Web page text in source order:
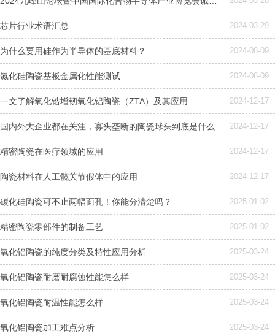
芯片行业术语汇总 2024-03-29
为什么要用硅作为半导体的基底材料？ 2024-08-09
氮化硅陶瓷基板金属化性能测试 2024-08-09
一文了解氧化锆增韧氧化铝陶瓷（ZTA）及其应用 2024-12-17
国内外大企业都在关注，寡头垄断的陶瓷球头到底是什么 2024-12-17
精密陶瓷在医疗领域的应用 2024-12-17
陶瓷材料在人工髋关节假体中的应用 2024-12-17
碳化硅陶瓷可不止两幅面孔！你能分清楚吗？ 2025-01-02
精密陶瓷零部件的制备工艺 2025-01-02
氧化铝陶瓷的纯度分类及特性应用分析 2025-03-24
氧化铝陶瓷耐磨耐腐蚀性能怎么样 2025-03-24
氧化铝陶瓷耐温性能怎么样 2025-03-24
氧化铝陶瓷加工难点分析 2025-03-24